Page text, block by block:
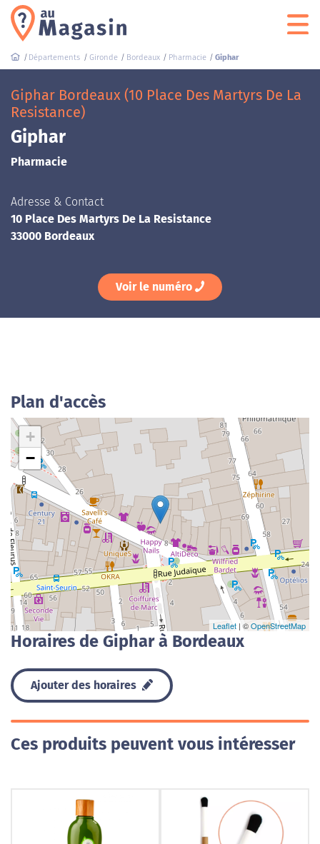
Départements Gironde Bordeaux Pharmacie Giphar
Giphar Bordeaux (10 Place Des Martyrs De La
Resistance)
Giphar
Pharmacie
Adresse & Contact
10 Place Des Martyrs De La Resistance
33000 Bordeaux
Voir le numéro
Plan d'accès
+
−
Leaflet | ©OpenStreetMap
Horaires de Giphar à Bordeaux
Ajouter des horaires
Ces produits peuvent vous intéresser